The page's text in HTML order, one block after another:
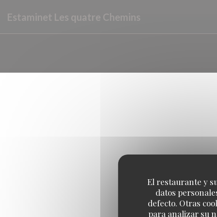
El restaurante y
datos
defecto. Otras
para analizar su
Estaminet Les quatre Chemins